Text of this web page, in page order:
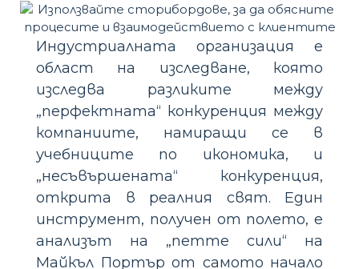
Индустриалната организация е
област на изследване, която
изследва разликите между
„перфектната“ конкуренция между
компаниите, намиращи се в
учебниците по икономика, и
„несъвършената“ конкуренция,
открита в реалния свят. Един
инструмент, получен от полето, е
анализът на „петте сили“ на
Майкъл Портър от самото начало